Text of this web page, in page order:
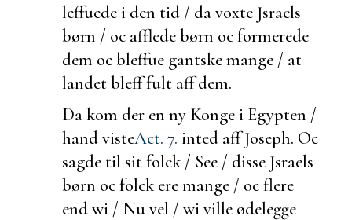
leffuede i den tid / da voxte Jsraels
børn / oc afflede børn ocformerede
dem oc bleffue gantske mange / at
landet bleff fult aff dem.
Da kom der en ny Konge i Egypten /
hand visteAct. 7. inted aff Joseph. Oc
sagde til sit folck / See / disse Jsraels
børn oc folck ere mange / oc flere
end wi / Nu vel / wi ville ødelegge